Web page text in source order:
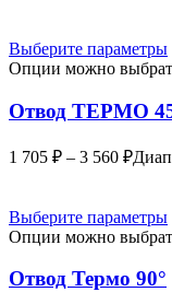
Выберите параметры
Опции можно
Отвод ТЕРМО
1 705 ₽ – 3 560 ₽
Выберите параметры
Опции можно
Отвод Термо 90°